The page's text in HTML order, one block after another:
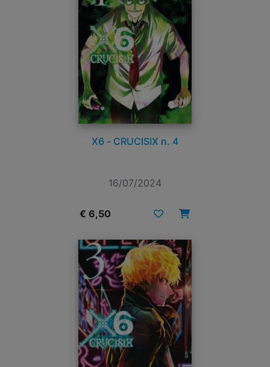
X6 - CRUCISIX n. 4
16/07/2024
€ 6,50